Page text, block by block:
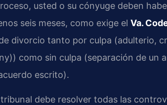
usted o su cónyuge deben
seis meses, como exige el Va.
divorcio tanto por culpa (adulterio,
como sin culpa (separación de un
escrito).
debe resolver todas las